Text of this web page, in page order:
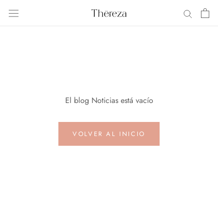
contenido
El blog Noticias está vacío
VOLVER AL INICIO